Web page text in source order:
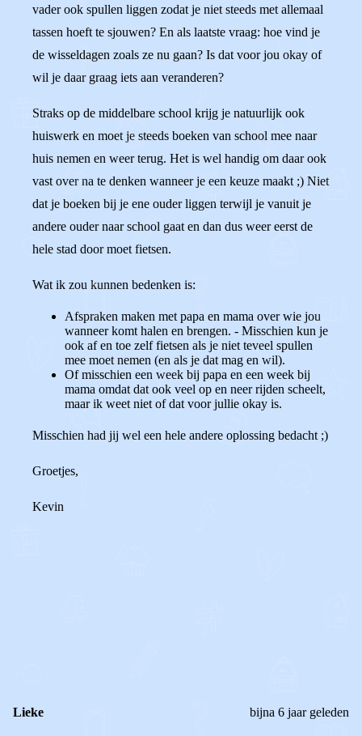
vader ook spullen liggen zodat je niet steeds met allemaal
tassen hoeft te sjouwen? En als laatste vraag: hoe vind je
de wisseldagen zoals ze nu gaan? Is dat voor jou okay of
wil je daar graag iets aan veranderen?
Straks op de middelbare school krijg je natuurlijk ook
huiswerk en moet je steeds boeken van school mee naar
huis nemen en weer terug. Het is wel handig om daar ook
vast over na te denken wanneer je een keuze maakt ;) Niet
dat je boeken bij je ene ouder liggen terwijl je vanuit je
andere ouder naar school gaat en dan dus weer eerst de
hele stad door moet fietsen.
Wat ik zou kunnen bedenken is:
Afspraken maken met papa en mama over wie jou
wanneer komt halen en brengen. - Misschien kun je
ook af en toe zelf fietsen als je niet teveel spullen
mee moet nemen (en als je dat mag en wil).
Of misschien een week bij papa en een week bij
mama omdat dat ook veel op en neer rijden scheelt,
maar ik weet niet of dat voor jullie okay is.
Misschien had jij wel een hele andere oplossing bedacht ;)
Groetjes,
Kevin
Lieke bijna 6 jaar geleden